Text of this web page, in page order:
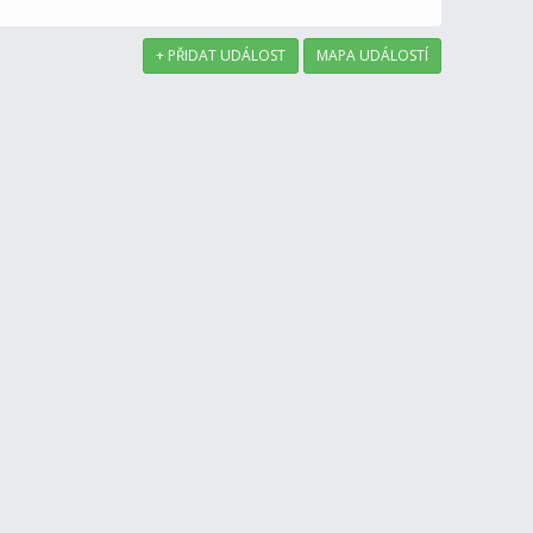
+ PŘIDAT UDÁLOST MAPA UDÁLOSTÍ